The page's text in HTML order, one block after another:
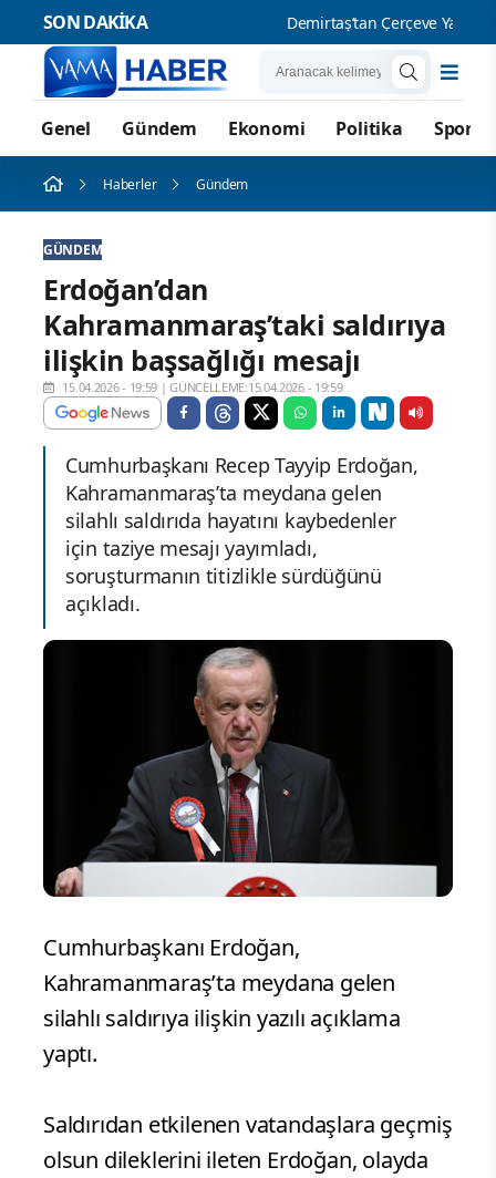
SON DAKİKA Demirtaş’tan Çerçeve Yasa
Genel Gündem Ekonomi Politika Spor
Haberler Gündem
GÜNDEM
Erdoğan’dan
Kahramanmaraş’taki saldırıya
ilişkin başsağlığı mesajı
15.04.2026 - 19:59 |GÜNCELLEME:15.04.2026 - 19:59
Cumhurbaşkanı Recep Tayyip Erdoğan,
Kahramanmaraş’ta meydana gelen
silahlı saldırıda hayatını kaybedenler
için taziye mesajı yayımladı,
soruşturmanın titizlikle sürdüğünü
açıkladı.
Cumhurbaşkanı Erdoğan,
Kahramanmaraş’ta meydana gelen
silahlı saldırıya ilişkin yazılı açıklama
yaptı.
Saldırıdan etkilenen vatandaşlara geçmiş
olsun dileklerini ileten Erdoğan, olayda